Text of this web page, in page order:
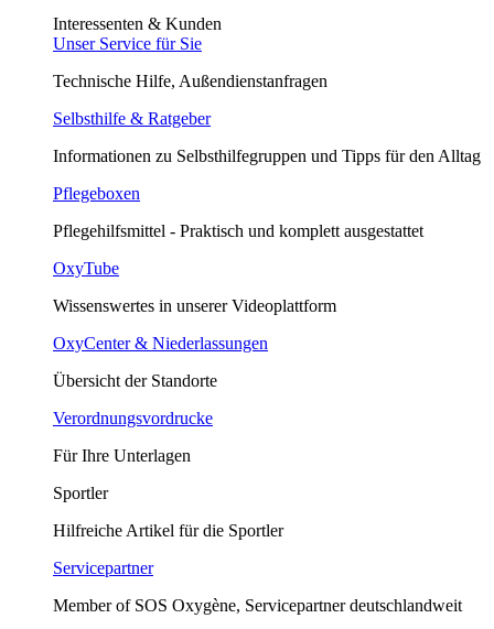
Interessenten & Kunden
Unser Service für Sie
Technische Hilfe, Außendienstanfragen
Selbsthilfe & Ratgeber
Informationen zu Selbsthilfegruppen und Tipps für den Alltag
Pflegeboxen
Pflegehilfsmittel - Praktisch und komplett ausgestattet
OxyTube
Wissenswertes in unserer Videoplattform
OxyCenter & Niederlassungen
Übersicht der Standorte
Verordnungsvordrucke
Für Ihre Unterlagen
Sportler
Hilfreiche Artikel für die Sportler
Servicepartner
Member of SOS Oxygène, Servicepartner deutschlandweit